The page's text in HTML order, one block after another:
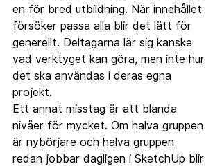
en för bred utbildning. När innehållet
försöker passa alla blir det lätt för
generellt. Deltagarna lär sig kanske
vad verktyget kan göra, men inte hur
det ska användas i deras egna
projekt.
Ett annat misstag är att blanda
nivåer för mycket. Om halva gruppen
är nybörjare och halva gruppen
redan jobbar dagligen i SketchUp blir